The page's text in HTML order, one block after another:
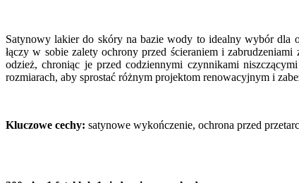
Satynowy lakier do skóry na bazie wody to idealny wybór dla
łączy w sobie zalety ochrony przed ścieraniem i
odzież, chroniąc je przed codziennymi czynnikami
rozmiarach, aby sprostać różnym projektom renowacyjnym i
Kluczowe cechy: satynowe wykończenie, ochrona przed